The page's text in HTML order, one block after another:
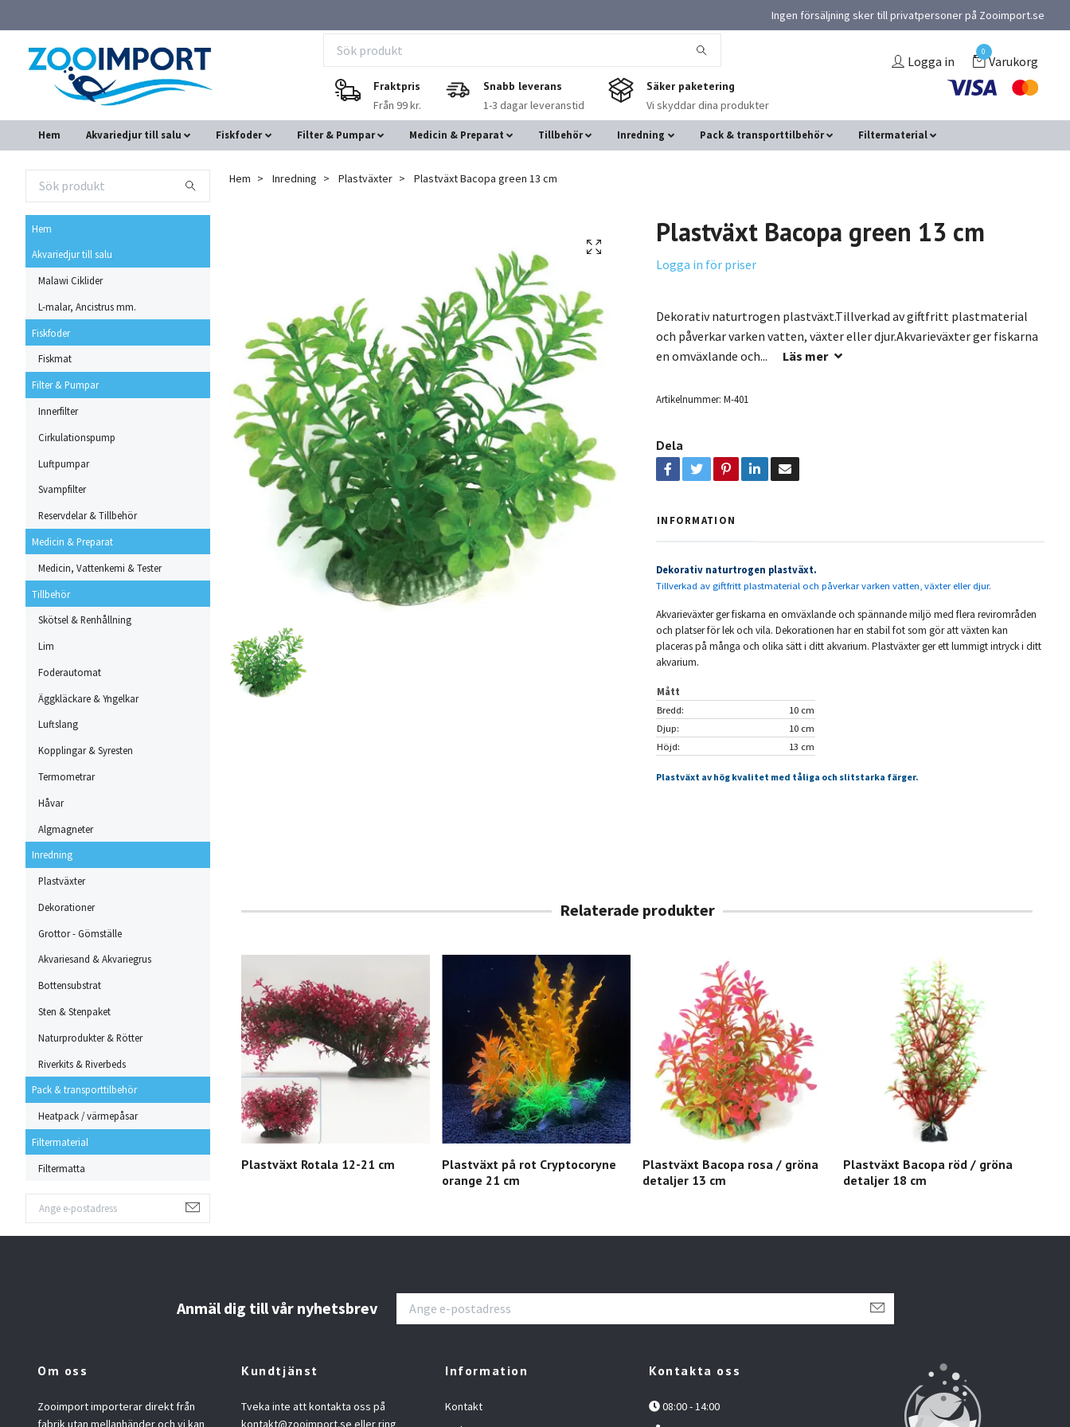
Ingen försäljning sker till privatpersoner på Zooimport.se
Fraktpris
Från 99 kr.
Snabb leverans
1-3 dagar leveranstid
Säker paketering
Vi skyddar dina produkter
Logga in
0
Varukorg
Hem Akvariedjur till salu Fiskfoder Filter & Pumpar Medicin & Preparat Tillbehör Inredning Pack & transporttilbehör Filtermaterial
Hem
Akvariedjur till salu
Malawi Ciklider
L-malar, Ancistrus mm.
Fiskfoder
Fiskmat
Filter & Pumpar
Innerfilter
Cirkulationspump
Luftpumpar
Svampfilter
Reservdelar & Tillbehör
Medicin & Preparat
Medicin, Vattenkemi & Tester
Tillbehör
Skötsel & Renhållning
Lim
Foderautomat
Äggkläckare & Yngelkar
Luftslang
Kopplingar & Syresten
Termometrar
Håvar
Algmagneter
Inredning
Plastväxter
Dekorationer
Grottor - Gömställe
Akvariesand & Akvariegrus
Bottensubstrat
Sten & Stenpaket
Naturprodukter & Rötter
Riverkits & Riverbeds
Pack & transporttilbehör
Heatpack / värmepåsar
Filtermaterial
Filtermatta
Hem Inredning Plastväxter Plastväxt Bacopa green 13 cm
Plastväxt Bacopa green 13 cm
Logga in för priser
Dekorativ naturtrogen plastväxt.Tillverkad av giftfritt plastmaterial
och påverkar varken vatten, växter eller djur.Akvarieväxter ger fiskarna
en omväxlande och...
Läs mer
Artikelnummer: M-401
Dela
INFORMATION
Dekorativ naturtrogen plastväxt.
Tillverkad av giftfritt plastmaterial och påverkar varken vatten, växter eller djur.
Akvarieväxter ger fiskarna en omväxlande och spännande miljö med flera revirområden
och platser för lek och vila. Dekorationen har en stabil fot som gör att växten kan
placeras på många och olika sätt i ditt akvarium. Plastväxter ger ett lummigt intryck i ditt
akvarium.
Mått
Bredd:
10 cm
Djup:
10 cm
Höjd:
13 cm
Plastväxt av hög kvalitet med tåliga och slitstarka färger.
Plastväxt Rotala 12-21 cm
Plastväxt på rot Cryptocoryne
orange 21 cm
Plastväxt Bacopa rosa / gröna
detaljer 13 cm
Plastväxt Bacopa röd / gröna
detaljer 18 cm
Anmäl dig till vår nyhetsbrev
Om oss
Zooimport importerar direkt från
fabrik utan mellanhänder och vi kan
Kundtjänst
Tveka inte att kontakta oss på
kontakt@zooimport.se eller ring
Information
Kontakt
Kontakta oss
08:00 - 14:00